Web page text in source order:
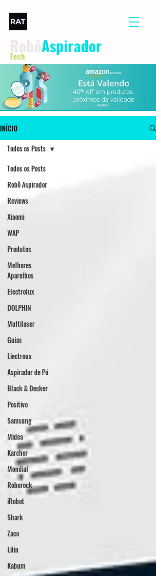
Aspirador
Tech
INÍCIO
Todos os Posts
Robô Aspirador
Reviews
Xiaomi
WAP
Produtos
Melhores
Aparelhos
Electrolux
DOLPHIN
Multilaser
Guias
Liectroux
Aspirador de Pó
Black & Decker
Positivo
Samsung
Midea
Karcher
Mondial
Roborock
iRobot
Shark
Zaco
Lilin
Kabum
Todos os Posts